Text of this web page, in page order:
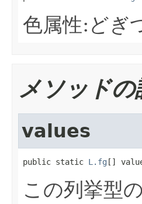
色属性:どぎ
メソッドの
values
public static L.fg []
この列挙型